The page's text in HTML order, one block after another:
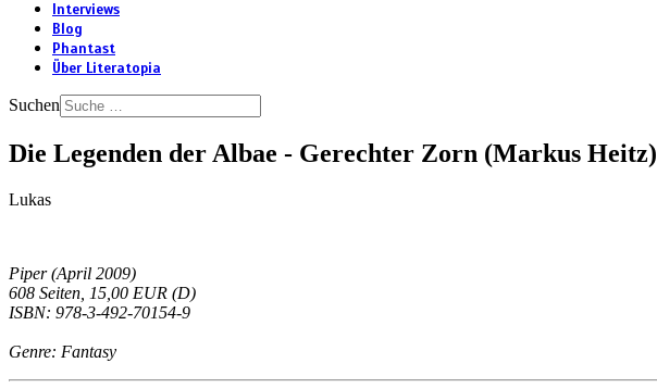
Interviews
Blog
Phantast
Über Literatopia
Suchen
Die Legenden der Albae - Gerechter Zorn (Markus Heitz)
Lukas
Piper (April 2009)
608 Seiten, 15,00 EUR (D)
ISBN: 978-3-492-70154-9
Genre: Fantasy